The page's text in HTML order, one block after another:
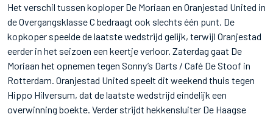
Het verschil tussen koploper De Moriaan en Oranjestad United in
de Overgangsklasse C bedraagt ook slechts één punt. De
kopkoper speelde de laatste wedstrijd gelijk, terwijl Oranjestad
eerder in het seizoen een keertje verloor. Zaterdag gaat De
Moriaan het opnemen tegen Sonny’s Darts / Café De Stoof in
Rotterdam. Oranjestad United speelt dit weekend thuis tegen
Hippo Hilversum, dat de laatste wedstrijd eindelijk een
overwinning boekte. Verder strijdt hekkensluiter De Haagse